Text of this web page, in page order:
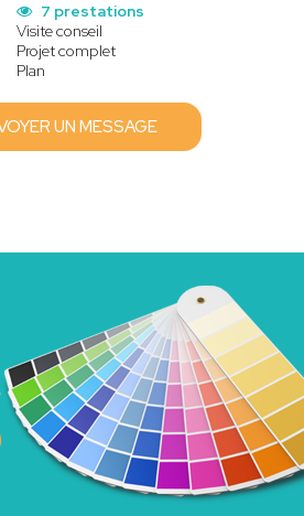
7 prestations
Visite conseil
Projet complet
Plan
UN MESSAGE